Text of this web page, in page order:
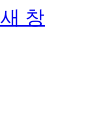
새 창